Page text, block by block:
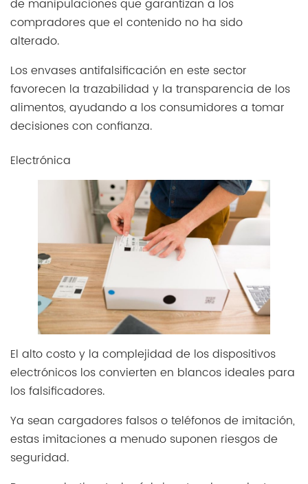
de manipulaciones que garantizan a los
compradores que el contenido no ha sido
alterado.
Los envases antifalsificación en este sector
favorecen la trazabilidad y la transparencia de los
alimentos, ayudando a los consumidores a tomar
decisiones con confianza.
Electrónica
El alto costo y la complejidad de los dispositivos
electrónicos los convierten en blancos ideales para
los falsificadores.
Ya sean cargadores falsos o teléfonos de imitación,
estas imitaciones a menudo suponen riesgos de
seguridad.